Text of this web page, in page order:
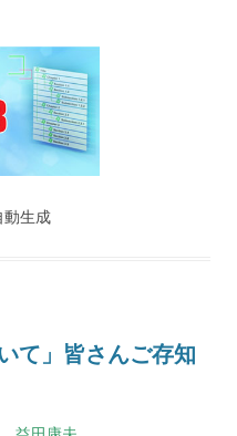
動生成
て」皆さんご存知